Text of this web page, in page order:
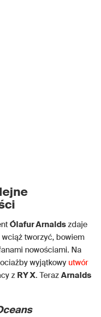
Ólafur Arnaldszdaje
tworzyć, bowiem
nowościami. Na
wyjątkowy utwór
z RY X. TerazArnalds